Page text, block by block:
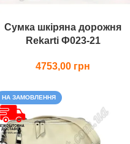
Сумка шкіряна дорожня
Rekarti Ф023-21
4753,00
НА ЗАМОВЛЕННЯ